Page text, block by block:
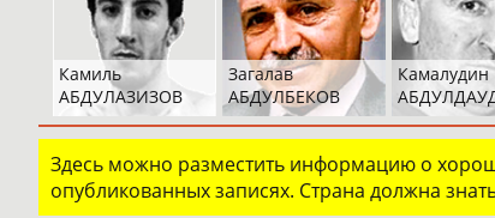
Камиль
АБДУЛАЗИЗОВ
Загалав
АБДУЛБЕКОВ
Камалудин
Здесь можно разместить информацию о
опубликованных записях. Страна должна